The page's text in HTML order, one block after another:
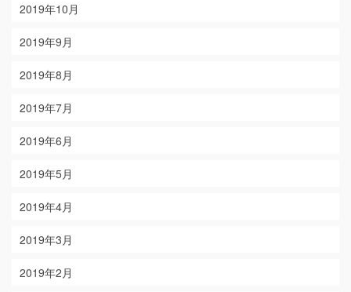
2019年10月
2019年9月
2019年8月
2019年7月
2019年6月
2019年5月
2019年4月
2019年3月
2019年2月